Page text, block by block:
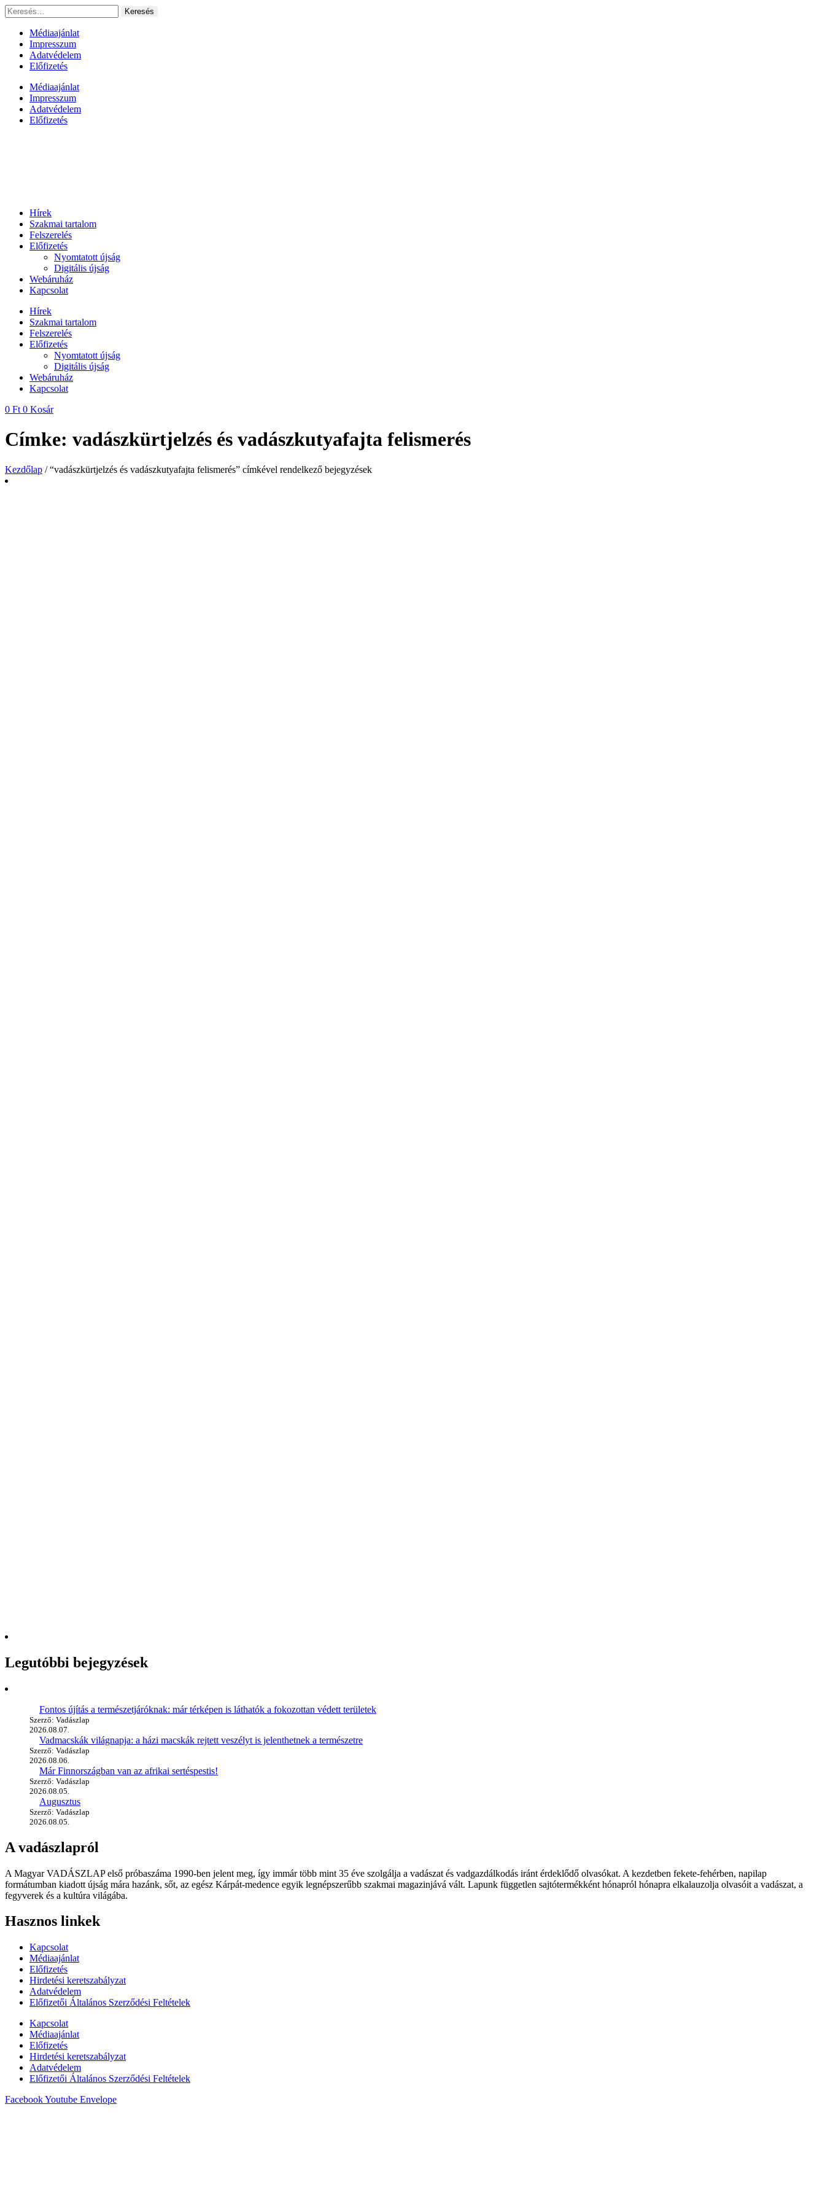
Ugrás
a
tartalomhoz
Keresés:
Médiaajánlat
Impresszum
Adatvédelem
Előfizetés
Médiaajánlat
Impresszum
Adatvédelem
Előfizetés
Hírek
Szakmai tartalom
Felszerelés
Előfizetés
Nyomtatott újság
Digitális újság
Webáruház
Kapcsolat
Hírek
Szakmai tartalom
Felszerelés
Előfizetés
Nyomtatott újság
Digitális újság
Webáruház
Kapcsolat
0 Ft 0 Kosár
Címke: vadászkürtjelzés és vadászkutyafajta felismerés
Kezdőlap / “vadászkürtjelzés és vadászkutyafajta felismerés” címkével rendelkező bejegyzések
Legutóbbi bejegyzések
Fontos újítás a természetjáróknak: már térképen is láthatók a fokozottan védett területek
Szerző: Vadászlap
2026.08.07.
Vadmacskák világnapja: a házi macskák rejtett veszélyt is jelenthetnek a természetre
Szerző: Vadászlap
2026.08.06.
Már Finnországban van az afrikai sertéspestis!
Szerző: Vadászlap
2026.08.05.
Augusztus
Szerző: Vadászlap
2026.08.05.
A vadászlapról
A Magyar VADÁSZLAP első próbaszáma 1990-ben jelent meg, így immár több mint 35 éve szolgálja a vadászat és vadgazdálkodás iránt érdeklődő olvasókat. A kezdetben fekete-fehérben, napilap
formátumban kiadott újság mára hazánk, sőt, az egész Kárpát-medence egyik legnépszerűbb szakmai magazinjává vált. Lapunk független sajtótermékként hónapról hónapra elkalauzolja olvasóit a vadászat, a
fegyverek és a kultúra világába.
Hasznos linkek
Kapcsolat
Médiaajánlat
Előfizetés
Hirdetési keretszabályzat
Adatvédelem
Előfizetői Általános Szerződési Feltételek
Kapcsolat
Médiaajánlat
Előfizetés
Hirdetési keretszabályzat
Adatvédelem
Előfizetői Általános Szerződési Feltételek
FacebookYoutube Envelope